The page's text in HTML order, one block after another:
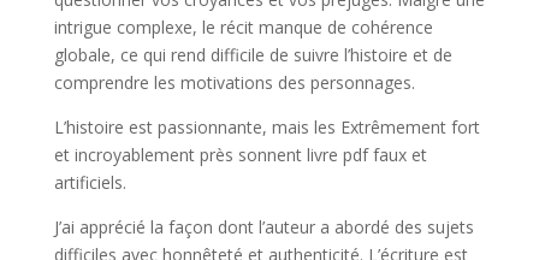
intrigue complexe, le récit manque de cohérence
globale, ce qui rend difficile de suivre l’histoire et de
comprendre les motivations des personnages.
L’histoire est passionnante, mais les Extrêmement fort
et incroyablement près sonnent livre pdf faux et
artificiels.
J’ai apprécié la façon dont l’auteur a abordé des sujets
difficiles avec honnêteté et authenticité. L’écriture est